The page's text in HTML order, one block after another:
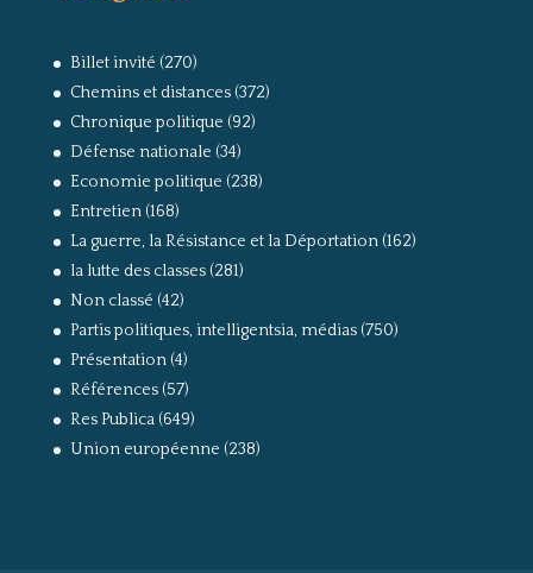
Billet invité (270)
Chemins et distances(372)
Chronique politique (92)
Défense nationale (34)
Economie politique (238)
Entretien(168)
La guerre, la Résistance et la Déportation(162)
la lutte des classes(281)
Non classé (42)
Partis politiques, intelligentsia, médias(750)
Présentation(4)
Références(57)
Res Publica(649)
Union européenne (238)